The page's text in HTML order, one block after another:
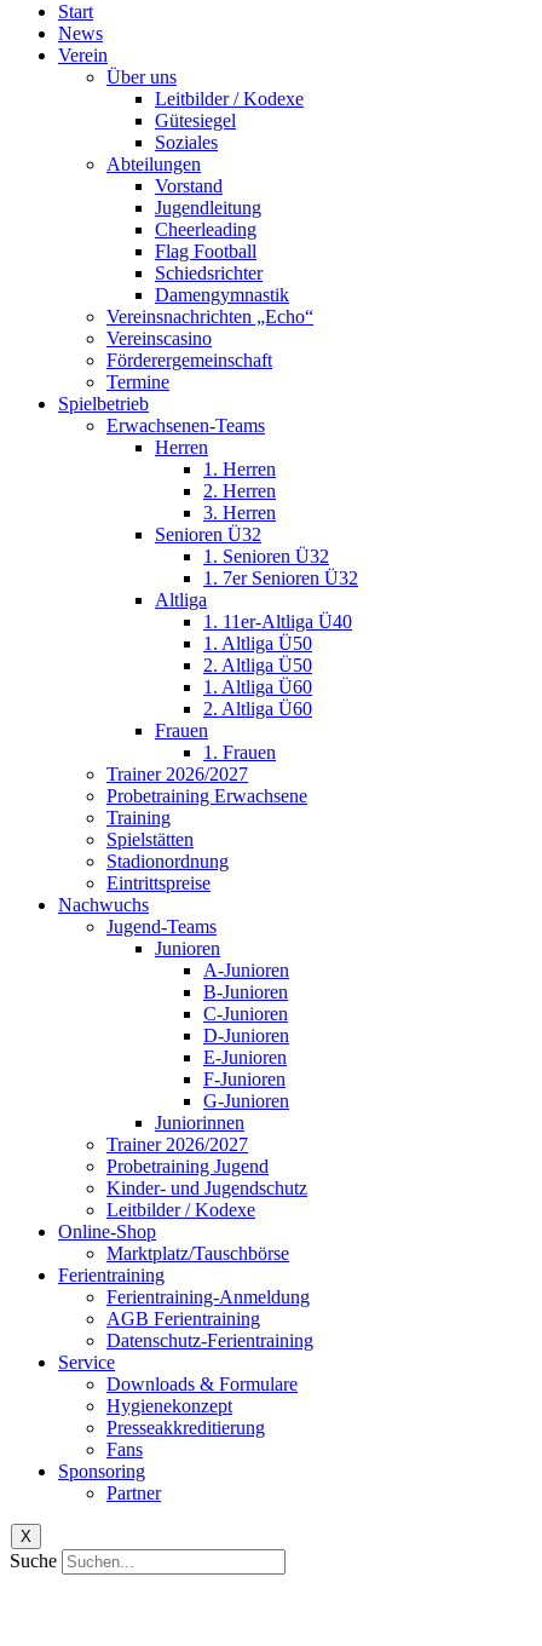
Start
News
Verein
Über uns
Leitbilder / Kodexe
Gütesiegel
Soziales
Abteilungen
Vorstand
Jugendleitung
Cheerleading
Flag Football
Schiedsrichter
Damengymnastik
Vereinsnachrichten „Echo“
Vereinscasino
Förderergemeinschaft
Termine
Spielbetrieb
Erwachsenen-Teams
Herren
1. Herren
2. Herren
3. Herren
Senioren Ü32
1. Senioren Ü32
1. 7er Senioren Ü32
Altliga
1. 11er-Altliga Ü40
1. Altliga Ü50
2. Altliga Ü50
1. Altliga Ü60
2. Altliga Ü60
Frauen
1. Frauen
Trainer 2026/2027
Probetraining Erwachsene
Training
Spielstätten
Stadionordnung
Eintrittspreise
Nachwuchs
Jugend-Teams
Junioren
A-Junioren
B-Junioren
C-Junioren
D-Junioren
E-Junioren
F-Junioren
G-Junioren
Juniorinnen
Trainer 2026/2027
Probetraining Jugend
Kinder- und Jugendschutz
Leitbilder / Kodexe
Online-Shop
Marktplatz/Tauschbörse
Ferientraining
Ferientraining-Anmeldung
AGB Ferientraining
Datenschutz-Ferientraining
Service
Downloads & Formulare
Hygienekonzept
Presseakkreditierung
Fans
Sponsoring
Partner
X
Suche